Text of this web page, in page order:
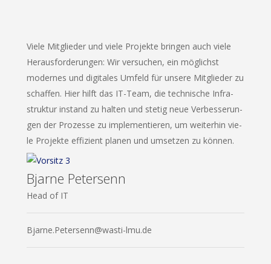
Vie­le Mit­glie­der und vie­le Pro­jek­te brin­gen auch vie­le
Her­aus­for­de­run­gen: Wir ver­su­chen, ein mög­lichst
moder­nes und digi­ta­les Umfeld für unse­re Mit­glie­der zu
schaf­fen. Hier hilft das IT-Team, die tech­ni­sche Infra­
struk­tur instand zu hal­ten und ste­tig neue Ver­bes­se­run­
gen der Pro­zes­se zu imple­men­tie­ren, um wei­ter­hin vie­
le Pro­jek­te effi­zi­ent pla­nen und umset­zen zu können.
Bjarne Petersenn
Head of IT
Bjarne.Petersenn@wasti-lmu.de